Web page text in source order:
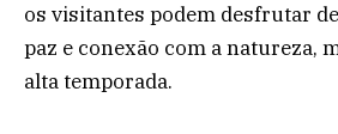
os visitantes podem desfrutar
paz e conexão com a natureza,
alta temporada.